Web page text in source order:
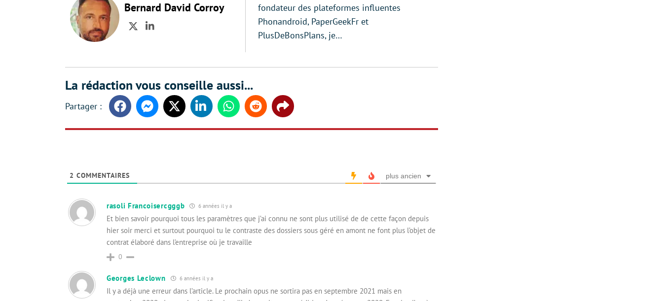
Bernard David Corroy
TwitterLinkedIn
fondateur des plateformes influentes
Phonandroid, PaperGeekFr et
PlusDeBonsPlans, je…
La rédaction vous conseille aussi...
FacebookMessengerTwitter LinkedinWhatsappReddit Share
2 COMMENTAIRES plus ancien
rasoli Francoisercgggb 6 années il y a
Et bien savoir pourquoi tous les paramètres que j’ai connu ne sont plus utilisé de de cette façon depuis
hier soir merci et surtout pourquoi tu le contraste des dossiers sous géré en amont ne font plus l’objet de
contrat élaboré dans l’entreprise où je travaille
0
Georges Leclown 6 années il y a
Il y a déjà une erreur dans l’article. Le prochain opus ne sortira pas en septembre 2021 mais en